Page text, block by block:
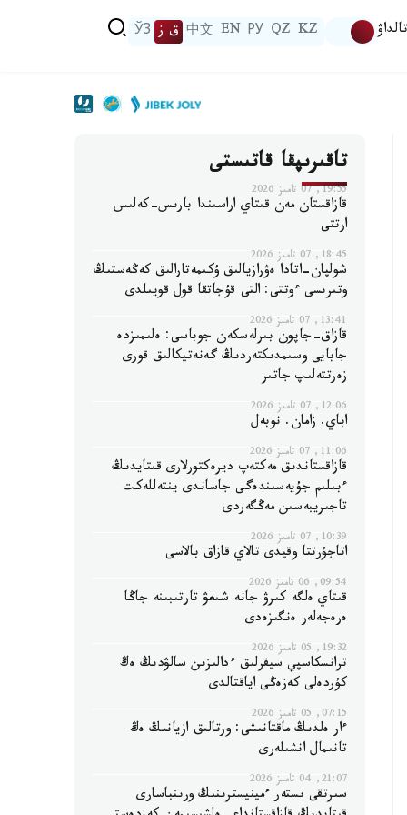
تالداۋ KZ
QZ
РУ
EN
中文 ق ز ЎЗ
تاقىرىپقا قاتىستى
19:55, 07 تامىز 2026
قازاقستان مەن قىتاي اراسىندا بارىس-كەلىس
ارتتى
18:45, 07 تامىز 2026
شولپان-اتادا ەۋرازيالىق ۇكىمەتارالىق كەڭەستىڭ
وتىرىسى ءوتتى: التى قۇجاتقا قول قويىلدى
13:41, 07 تامىز 2026
قازاق-جاپون بىرلەسكەن جوباسى: ەلىمىزدە
جابايى وسىمدىكتەردىڭ گەنەتيكالىق قورى
زەرتتەلىپ جاتىر
12:06, 07 تامىز 2026
اباي. زامان. نوبەل
11:06, 07 تامىز 2026
قازاقستاندىق مەكتەپ ديرەكتورلارى قىتايدىڭ
ءبىلىم جۇيەسىندەگى جاساندى ينتەللەكت
تاجىريبەسىن مەڭگەردى
10:39, 07 تامىز 2026
اتاجۇرتتا وقيدى تالاي قازاق بالاسى
09:54, 06 تامىز 2026
قىتاي ەلگە كىرۋ جانە شىعۋ تارتىبىنە جاڭا
ەرەجەلەر ەنگىزەدى
19:32, 05 تامىز 2026
ترانسكاسپي سيفرلىق ءدالىزىن سالۋدىڭ ەڭ
كۇردەلى كەزەڭى اياقتالدى
07:15, 05 تامىز 2026
ءار ەلدىڭ ماقتانىشى: ورتالىق ازيانىڭ ەڭ
تانىمال انشىلەرى
21:07, 04 تامىز 2026
سىرتقى ىستەر ءمينيسترىنىڭ ورىنباسارى